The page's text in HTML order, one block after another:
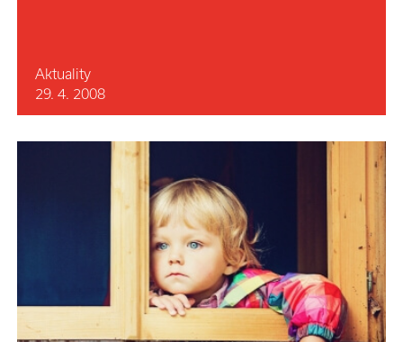
Aktuality
29. 4. 2008